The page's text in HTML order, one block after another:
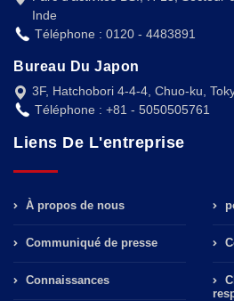
Inde
Téléphone : 0120 - 4483891
Bureau Du Japon
3F, Hatchobori 4-4-4, Chuo-ku,
Téléphone : +81 - 5050505761
Liens De L'entreprise
À propos de nous
Communiqué de presse
Connaissances